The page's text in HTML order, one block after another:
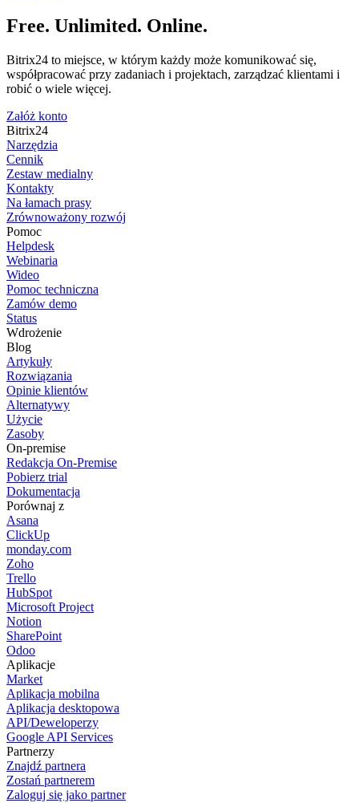
Free. Unlimited. Online.
Bitrix24 to miejsce, w którym każdy może komunikować się,
współpracować przy zadaniach i projektach, zarządzać klientami i
robić o wiele więcej.
Załóż konto
Bitrix24
Narzędzia
Cennik
Zestaw medialny
Kontakty
Na łamach prasy
Zrównoważony rozwój
Pomoc
Helpdesk
Webinaria
Wideo
Pomoc techniczna
Zamów demo
Status
Wdrożenie
Blog
Artykuły
Rozwiązania
Opinie klientów
Alternatywy
Użycie
Zasoby
On-premise
Redakcja On-Premise
Pobierz trial
Dokumentacja
Porównaj z
Asana
ClickUp
monday.com
Zoho
Trello
HubSpot
Microsoft Project
Notion
SharePoint
Odoo
Aplikacje
Market
Aplikacja mobilna
Aplikacja desktopowa
API/Deweloperzy
Google API Services
Partnerzy
Znajdź partnera
Zostań partnerem
Zaloguj się jako partner